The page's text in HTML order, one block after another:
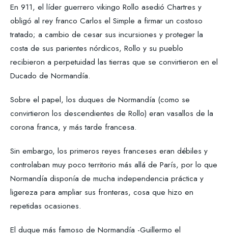
En 911, el líder guerrero vikingo Rollo asedió Chartres y
obligó al rey franco Carlos el Simple a firmar un costoso
tratado; a cambio de cesar sus incursiones y proteger la
costa de sus parientes nórdicos, Rollo y su pueblo
recibieron a perpetuidad las tierras que se convirtieron en el
Ducado de Normandía.
Sobre el papel, los duques de Normandía (como se
convirtieron los descendientes de Rollo) eran vasallos de la
corona franca, y más tarde francesa.
Sin embargo, los primeros reyes franceses eran débiles y
controlaban muy poco territorio más allá de París, por lo que
Normandía disponía de mucha independencia práctica y
ligereza para ampliar sus fronteras, cosa que hizo en
repetidas ocasiones.
El duque más famoso de Normandía -Guillermo el